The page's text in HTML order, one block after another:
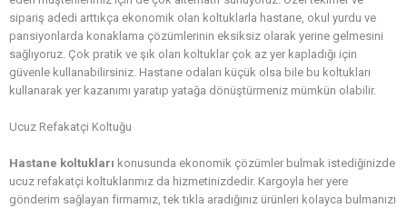
sipariş adedi arttıkça ekonomik olan koltuklarla hastane, okul yurdu ve
pansiyonlarda konaklama çözümlerinin eksiksiz olarak yerine gelmesini
sağlıyoruz. Çok pratik ve şık olan koltuklar çok az yer kapladığı için
güvenle kullanabilirsiniz. Hastane odaları küçük olsa bile bu koltukları
kullanarak yer kazanımı yaratıp yatağa dönüştürmeniz mümkün olabilir.
Ucuz Refakatçi Koltuğu
Hastane koltukları konusunda ekonomik çözümler bulmak istediğinizde
ucuz refakatçi koltuklarımız da hizmetinizdedir. Kargoyla her yere
gönderim sağlayan firmamız, tek tıkla aradığınız ürünleri kolayca bulmanızı